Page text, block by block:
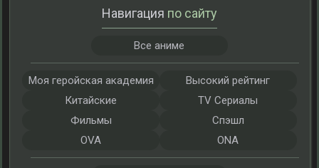
Навигация по сайту
Все аниме
Моя геройская академия
Высокий рейтинг
Китайские
TV Сериалы
Фильмы
Спэшл
OVA
ONA